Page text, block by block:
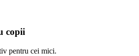
copii
pentru cei mici.